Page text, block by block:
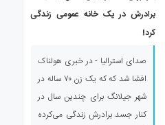
برادرش در یک خانه عمومی زندگی
کرد!
صدای استرالیا - در خبری هولناک
افشا شد که که یک زن ۷۰ ساله در
شهر جیلانگ برای چندین سال در
کنار جسد برادرش زندگی می‌کرده